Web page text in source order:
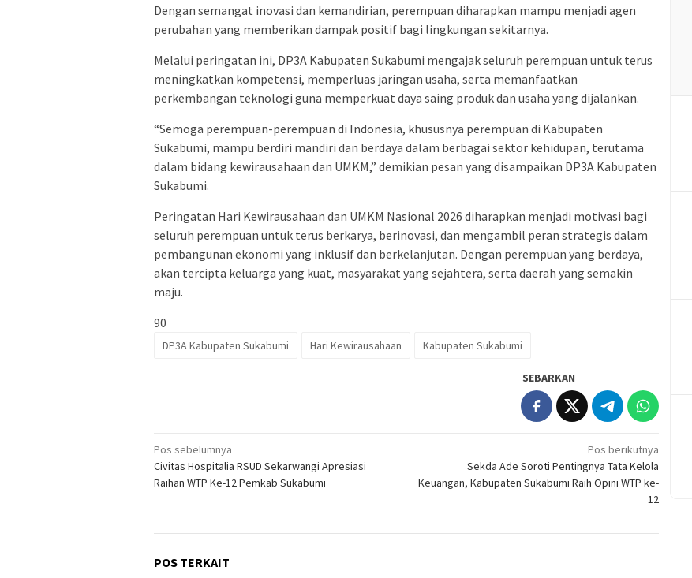
Dengan semangat inovasi dan kemandirian, perempuan diharapkan mampu menjadi agen
perubahan yang memberikan dampak positif bagi lingkungan sekitarnya.
Melalui peringatan ini, DP3A Kabupaten Sukabumi mengajak seluruh perempuan untuk terus
meningkatkan kompetensi, memperluas jaringan usaha, serta memanfaatkan
perkembangan teknologi guna memperkuat daya saing produk dan usaha yang dijalankan.
“Semoga perempuan-perempuan di Indonesia, khususnya perempuan di Kabupaten
Sukabumi, mampu berdiri mandiri dan berdaya dalam berbagai sektor kehidupan, terutama
dalam bidang kewirausahaan dan UMKM,” demikian pesan yang disampaikan DP3A Kabupaten
Sukabumi.
Peringatan Hari Kewirausahaan dan UMKM Nasional 2026 diharapkan menjadi motivasi bagi
seluruh perempuan untuk terus berkarya, berinovasi, dan mengambil peran strategis dalam
pembangunan ekonomi yang inklusif dan berkelanjutan. Dengan perempuan yang berdaya,
akan tercipta keluarga yang kuat, masyarakat yang sejahtera, serta daerah yang semakin
maju.
90
DP3A Kabupaten Sukabumi Hari Kewirausahaan Kabupaten Sukabumi
SEBARKAN
Navigasi
pos
Pos sebelumnya
Civitas Hospitalia RSUD Sekarwangi Apresiasi
Raihan WTP Ke-12 Pemkab Sukabumi
Pos berikutnya
Sekda Ade Soroti Pentingnya Tata Kelola
Keuangan, Kabupaten Sukabumi Raih Opini WTP ke-
12
POS TERKAIT